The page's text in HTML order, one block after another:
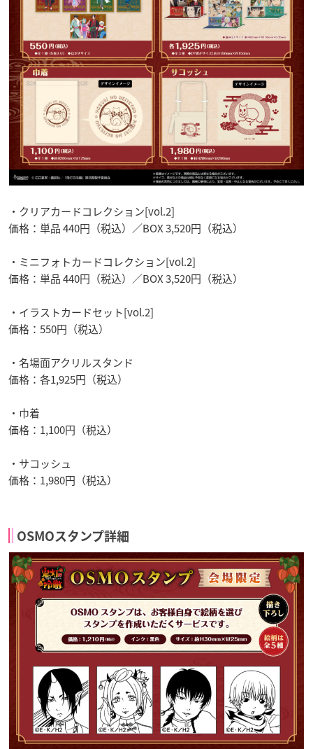
・クリアカードコレクション[vol.2]
価格：単品 440円（税込）／BOX 3,520円（税込）
・ミニフォトカードコレクション[vol.2]
価格：単品 440円（税込）／BOX 3,520円（税込）
・イラストカードセット[vol.2]
価格：550円（税込）
・名場面アクリルスタンド
価格：各1,925円（税込）
・巾着
価格：1,100円（税込）
・サコッシュ
価格：1,980円（税込）
OSMOスタンプ詳細